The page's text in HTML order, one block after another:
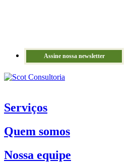
Assine nossa newsletter
Serviços
Quem somos
Nossa equipe